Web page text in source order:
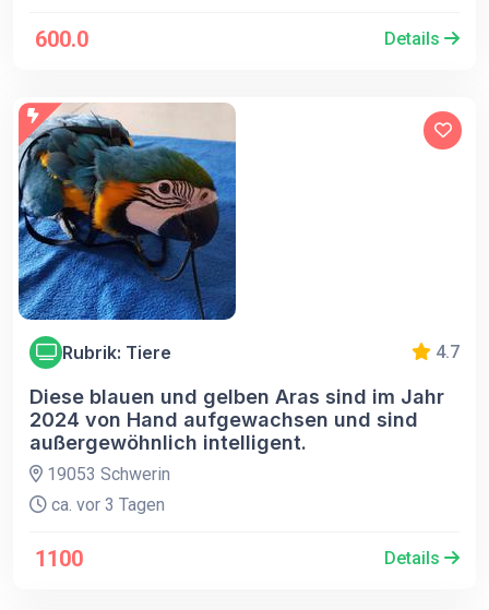
600.0 Details
Rubrik: Tiere 4.7
Diese blauen und gelben Aras sind im Jahr
2024 von Hand aufgewachsen und sind
außergewöhnlich intelligent.
19053 Schwerin
ca. vor 3 Tagen
1100 Details